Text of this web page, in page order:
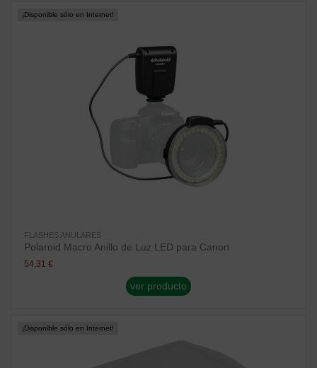
¡Disponible sólo en Internet!
FLASHES ANULARES
Polaroid Macro Anillo de Luz LED para Canon
54,31 €
ver producto
¡Disponible sólo en Internet!